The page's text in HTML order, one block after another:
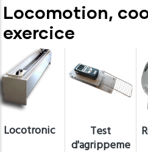
Locomotion,
exercice
Locotronic Test
d'agrippeme